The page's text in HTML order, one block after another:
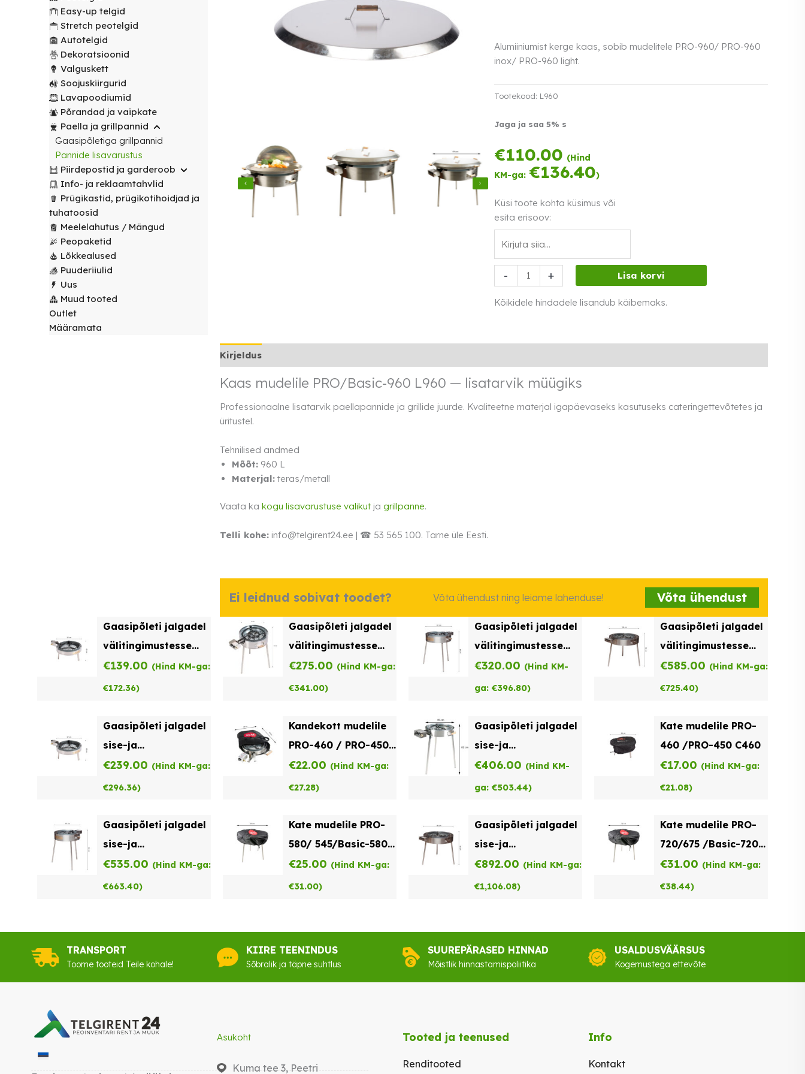
peotelgid
Peomööbel
Laudlinad
toolikatted
Ümmargused
Kandilised
Toolikatted
Servjetid ja
kaunistused
Valgustus
Valguskett POPULAARNE
Lauanõud
Lavapoodiumid
Mängud ja
meelelahutus
Muud
renditooted
Peopaketid
Prügikastid
peotelgid
Peomööbel
transpordikärud
Laudlinad
toolikatted
Ümmargused
Kandilised
Toolikatted
Prügikastid
Riidestanged
Meelelahutus
Puuderiiulid Easy-up telgid
Stretch peotelgid
Autotelgid
Dekoratsioonid
Valguskett
Soojuskiirgurid
Lavapoodiumid
Põrandad ja vaipkate
Paella ja grillpannid
Gaasipõletiga grillpannid
Pannide lisavarustus
Piirdepostid ja garderoob
Info- ja reklaamtahvlid
Prügikastid, prügikotihoidjad ja
tuhatoosid
Meelelahutus / Mängud
Peopaketid
Lõkkealused
Puuderiiulid
Uus
Muud tooted
Outlet
Määramata
Alumiiniumist kerge kaas, sobib mudelitele PRO-960/ PRO-960
inox/ PRO-960 light.
Tootekood: L960
Jaga ja saa 5% s
€110.00 (Hind
KM-ga: €136.40)
Küsi toote kohta küsimus või
esita erisoov:
-
mudelile
PRO/Basic-
kogus
+ Lisa korvi
Kõikidele hindadele lisandub käibemaks.
Kirjeldus
Kaas mudelile PRO/Basic-960 L960 — lisatarvik müügiks
Professionaalne lisatarvik paellapannide ja grillide juurde. Kvaliteetne materjal igapäevaseks kasutuseks cateringettevõtetes ja
üritustel.
Tehnilised andmed
Mõõt: 960 L
Materjal: teras/metall
Vaata ka kogu lisavarustuse valikut ja grillpanne.
Telli kohe: info@telgirent24.ee | ☎ 53 565 100. Tarne üle Eesti.
Ei leidnud sobivat toodet? Võta ühendust ning leiame lahenduse! Võta ühendust
Gaasipõleti jalgadel
välitingimustesse
TW- 460
€139.00 (Hind KM-ga:
€172.36)
Gaasipõleti jalgadel
välitingimustesse
TW- 580
€275.00 (Hind KM-ga:
€341.00)
Gaasipõleti jalgadel
välitingimustesse
TW-720
€320.00 (Hind KM-
ga: €396.80)
Gaasipõleti jalgadel
välitingimustesse
TW-960
€585.00 (Hind KM-ga:
€725.40)
Gaasipõleti jalgadel
sise-ja
välitingimustesse
TW-460-i
€239.00 (Hind KM-ga:
€296.36)
Kandekott mudelile
PRO-460 / PRO-450
B460
€22.00 (Hind KM-ga:
€27.28)
Gaasipõleti jalgadel
sise-ja
välitingimustesse
TW-580-i
€406.00 (Hind KM-
ga: €503.44)
Kate mudelile PRO-
460 /PRO-450 C460
€17.00 (Hind KM-ga:
€21.08)
Gaasipõleti jalgadel
sise-ja
välitingimustesse
TW-720-i
€535.00 (Hind KM-ga:
€663.40)
Kate mudelile PRO-
580/ 545/Basic-580
C580
€25.00 (Hind KM-ga:
€31.00)
Gaasipõleti jalgadel
sise-ja
välitingimustesse
TW-960-i
€892.00 (Hind KM-ga:
€1,106.08)
Kate mudelile PRO-
720/675 /Basic-720
C720
€31.00 (Hind KM-ga:
€38.44)
TRANSPORT
Toome tooteid Teile kohale!
KIIRE TEENINDUS
Sõbralik ja täpne suhtlus
SUUREPÄRASED HINNAD
Mõistlik hinnastamispoliitika
USALDUSVÄÄRSUS
Kogemustega ettevõte
Asukoht
Kuma tee 3, Peetri
Tooted ja teenused
Renditooted
Info
Kontakt